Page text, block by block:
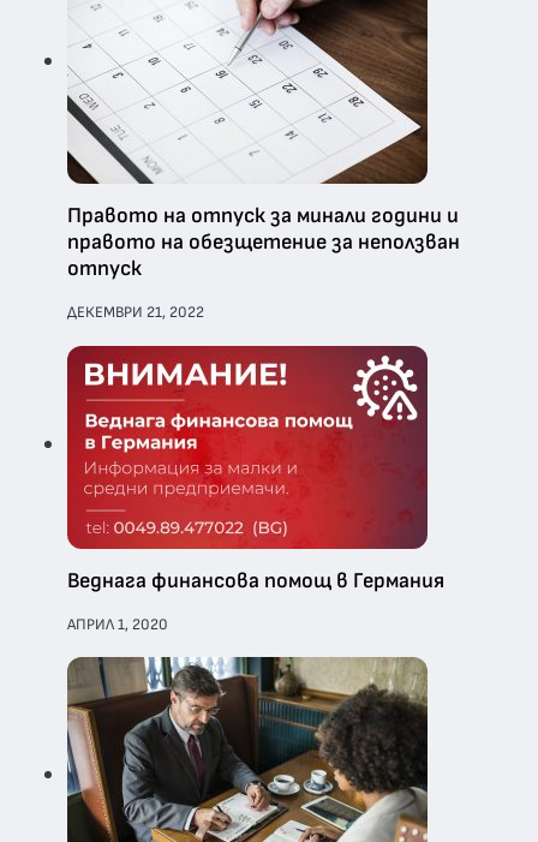
Правото на отпуск за минали години и
правото на обезщетение за неползван
отпуск
ДЕКЕМВРИ 21, 2022
Веднага финансова помощ в Германия
АПРИЛ 1, 2020